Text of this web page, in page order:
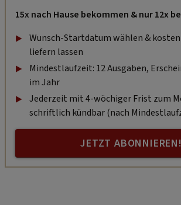
15x nach Hause bekommen & nur 12x
Wunsch-Startdatum wählen &
liefern lassen
Mindestlaufzeit: 12 Ausgaben,
im Jahr
Jederzeit mit 4-wöchiger Frist zum
schriftlich kündbar (nach
JETZT ABONNIEREN!